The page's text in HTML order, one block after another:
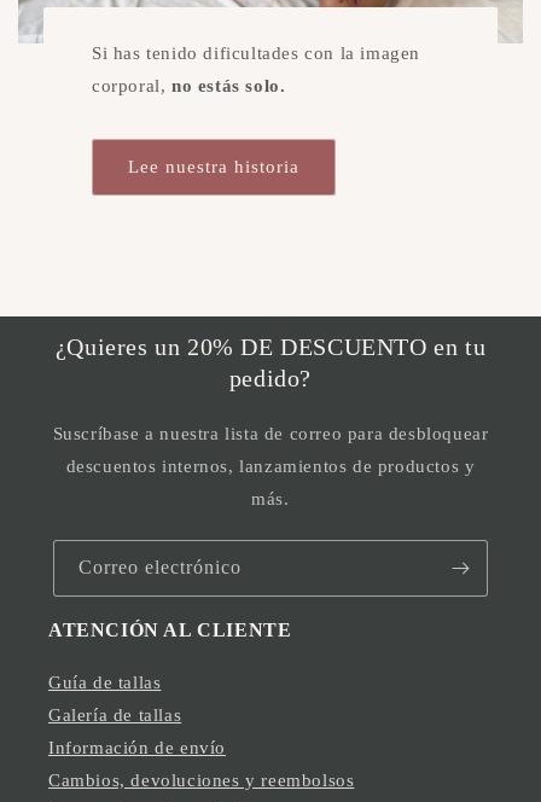
Si has tenido dificultades con la imagen
corporal, no estás solo.
Lee nuestra historia
¿Quieres un 20% DE DESCUENTO en tu
pedido?
Suscríbase a nuestra lista de correo para desbloquear
descuentos internos, lanzamientos de productos y
más.
Correo electrónico
ATENCIÓN AL CLIENTE
Guía de tallas
Galería de tallas
Información de envío
Cambios, devoluciones y reembolsos